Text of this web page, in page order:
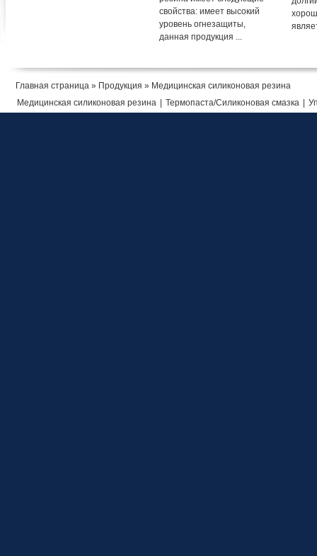
свойства: имеет высокий
уровень огнезащиты,
данная продукция ...
Главная страница » Продукция » Медицинская силиконовая резина
Медицинская силиконовая резина
Термопаста/Силиконовая смазка